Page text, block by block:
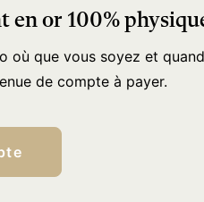
en or 100%
où que vous soyez et
de compte à payer.